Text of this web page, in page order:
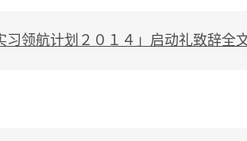
领航计划２０１４」启动礼致辞全